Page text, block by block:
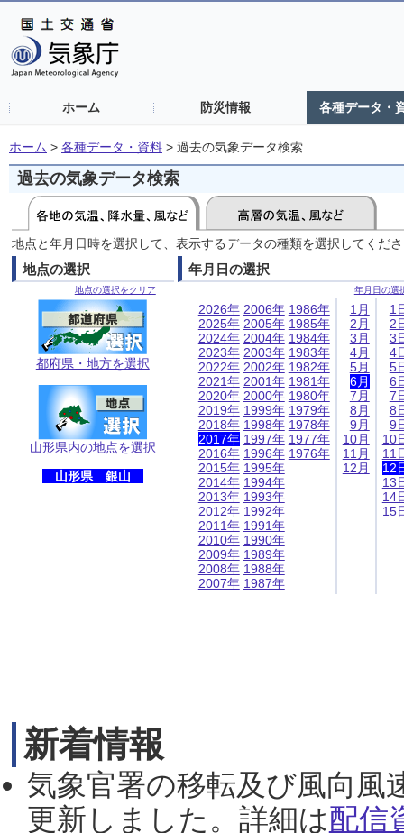
ホーム 防災情報 各種データ・
ホーム > 各種データ・資料 > 過去の気象データ検索
過去の気象データ検索
地点と年月日時を選択して、表示するデータの種類を選択してくだ
地点の選択
地点の選択をクリア
都府県・地方を選択
山形県内の地点を選択
山形県 銀山
年月日の選択
年月日の選
2026年
2025年
2024年
2023年
2022年
2021年
2020年
2019年
2018年
2017年
2016年
2015年
2014年
2013年
2012年
2011年
2010年
2009年
2008年
2007年
2006年
2005年
2004年
2003年
2002年
2001年
2000年
1999年
1998年
1997年
1996年
1995年
1994年
1993年
1992年
1991年
1990年
1989年
1988年
1987年
1986年
1985年
1984年
1983年
1982年
1981年
1980年
1979年
1978年
1977年
1976年
1月
2月
3月
4月
5月
6月
7月
8月
9月
10月
11月
12月
1
2
3
4
5
6
7
8
9
10
11
12
13
14
15
新着情報
気象官署の移転及び風向風
更新しました。詳細は配信